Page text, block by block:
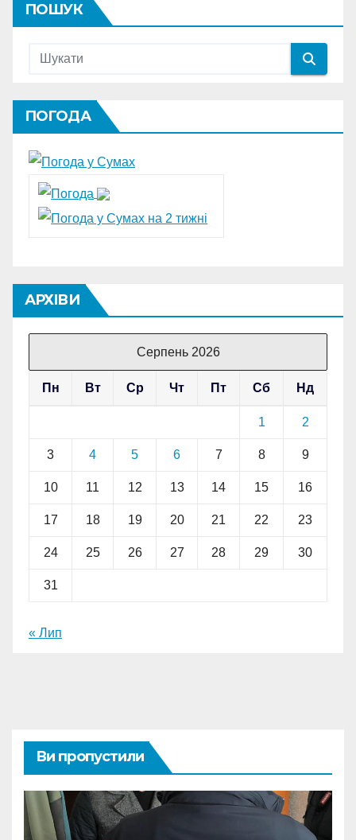
ПОШУК
ПОГОДА
АРХІВИ
Серпень 2026
Пн Вт Ср Чт Пт Сб Нд
1 2
3 4 5 6 7 8 9
10 11 12 13 14 15 16
17 18 19 20 21 22 23
24 25 26 27 28 29 30
31
« Лип
Ви пропустили